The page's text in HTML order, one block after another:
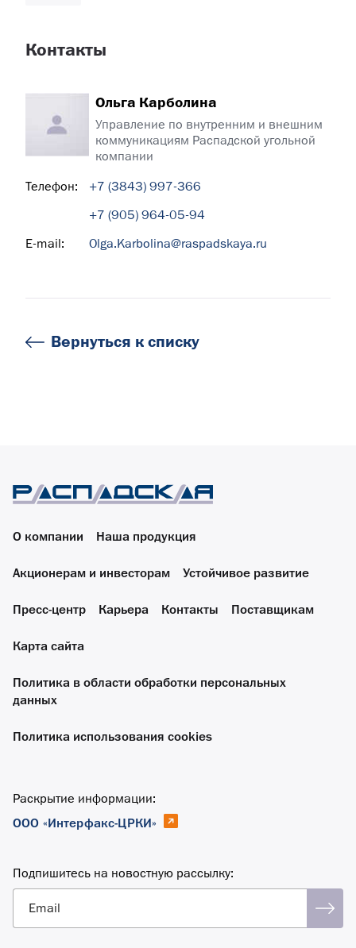
Контакты
Ольга Карболина
Управление по внутренним и внешним
коммуникациям Распадской угольной
компании
Телефон:
+7 (3843) 997-366
+7 (905) 964-05-94
E-mail:
Olga.Karbolina@raspadskaya.ru
Вернуться к списку
О компании Наша продукция
Акционерам и инвесторам Устойчивое развитие
Пресс-центр Карьера Контакты Поставщикам
Карта сайта
Политика в области обработки персональных
данных
Политика использования cookies
Раскрытие информации:
ООО «Интерфакс-ЦРКИ»
Подпишитесь на новостную рассылку:
Email